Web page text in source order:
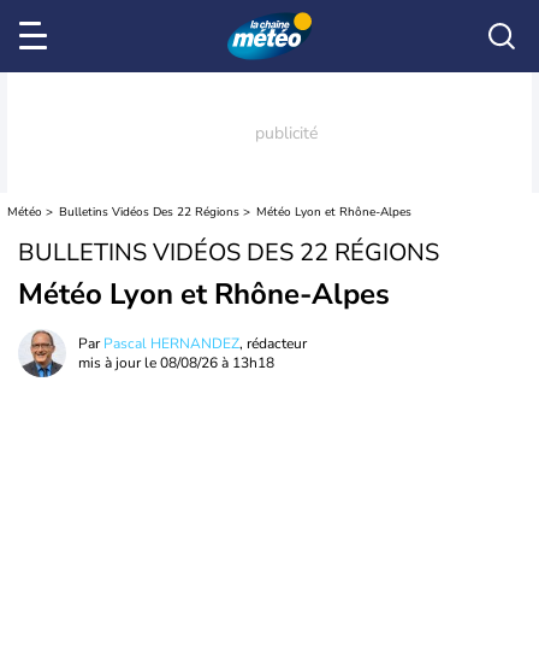
Météo Bulletins Vidéos Des 22 Régions Météo Lyon et Rhône-Alpes
BULLETINS VIDÉOS DES 22 RÉGIONS
Météo Lyon et Rhône-Alpes
ParPascal HERNANDEZ, rédacteur
mis à jour le08/08/26 à 13h18